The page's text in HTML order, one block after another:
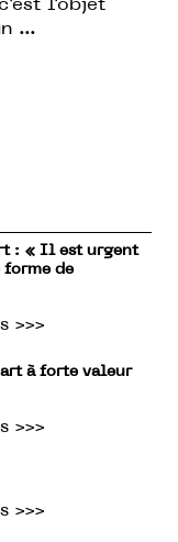
l’objet
...
: « Il est urgent
de
>>>
à forte valeur
>>>
>>>